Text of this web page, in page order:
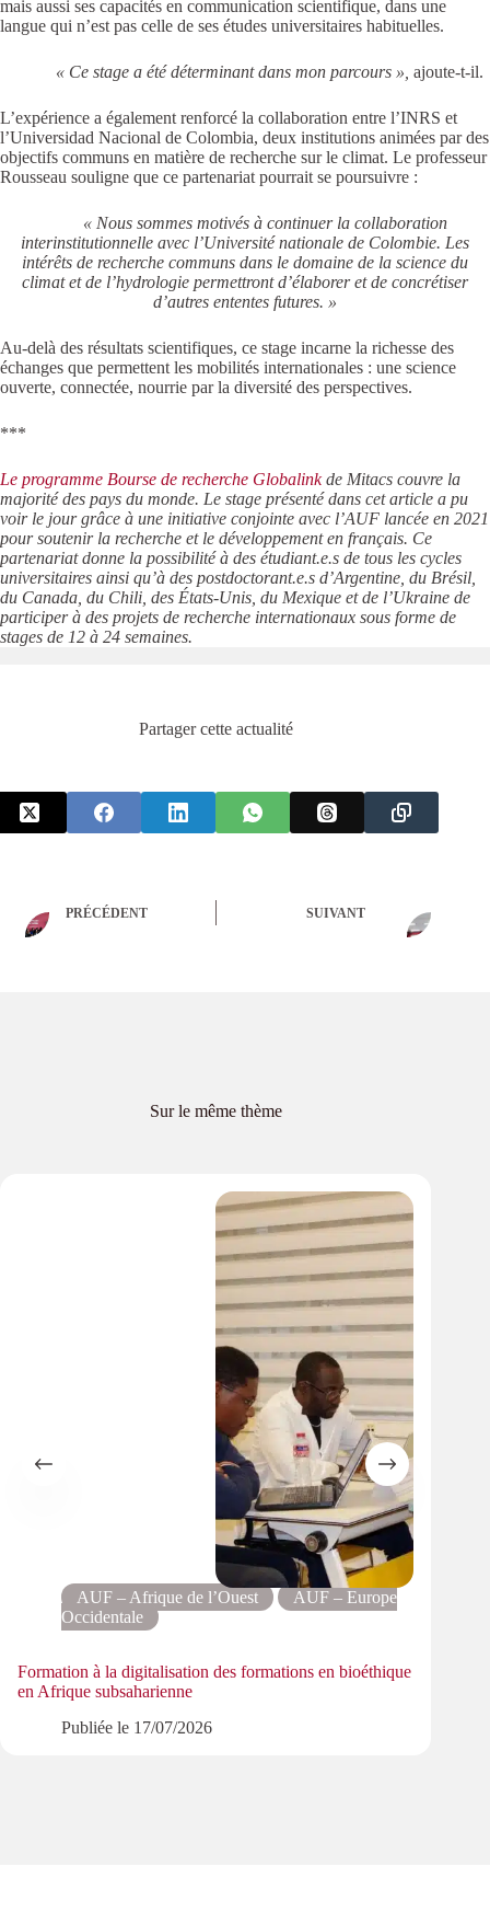
mais aussi ses capacités en communication scientifique, dans une
langue qui n’est pas celle de ses études universitaires habituelles.
« Ce stage a été déterminant dans mon parcours », ajoute-t-il.
L’expérience a également renforcé la collaboration entre l’INRS et
l’Universidad Nacional de Colombia, deux institutions animées par des
objectifs communs en matière de recherche sur le climat. Le professeur
Rousseau souligne que ce partenariat pourrait se poursuivre :
« Nous sommes motivés à continuer la collaboration
interinstitutionnelle avec l’Université nationale de Colombie. Les
intérêts de recherche communs dans le domaine de la science du
climat et de l’hydrologie permettront d’élaborer et de concrétiser
d’autres ententes futures. »
Au-delà des résultats scientifiques, ce stage incarne la richesse des
échanges que permettent les mobilités internationales : une science
ouverte, connectée, nourrie par la diversité des perspectives.
***
Le programme Bourse de recherche Globalinkde Mitacs couvre la
majorité des pays du monde. Le stage présenté dans cet article a pu
voir le jour grâce à une initiative conjointe avec l’AUF lancée en 2021
pour soutenir la recherche et le développement en français. Ce
partenariat donne la possibilité à des étudiant.e.s de tous les cycles
universitaires ainsi qu’à des postdoctorant.e.s d’Argentine, du Brésil,
du Canada, du Chili, des États-Unis, du Mexique et de l’Ukraine de
participer à des projets de recherche internationaux sous forme de
stages de 12 à 24 semaines.
Partager cette actualité
PRÉCÉDENT SUIVANT
Sur le même thème
AUF – Afrique de l’Ouest
AUF – Europe
Occidentale
Formation à la digitalisation des formations en bioéthique
en Afrique subsaharienne
Publiée le 17/07/2026